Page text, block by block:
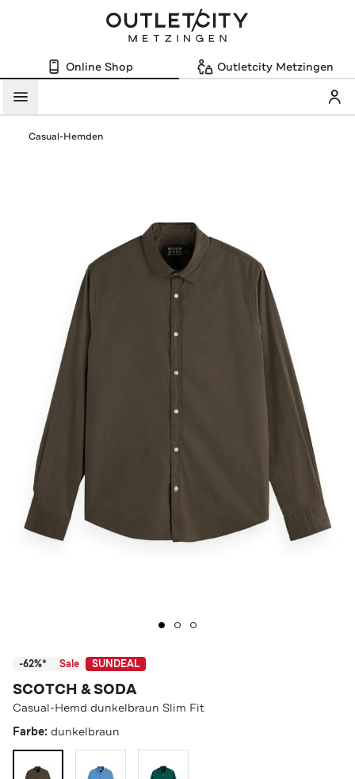
Online Shop Outletcity Metzingen
Menü
Casual-Hemden
-62%* Sale SUNDEAL
SCOTCH & SODA
Casual-Hemd dunkelbraun Slim Fit
Farbe: dunkelbraun